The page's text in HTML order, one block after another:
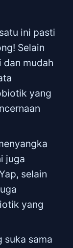
ini pasti
Selain
mudah
yang
juga
selain
yang
suka sama